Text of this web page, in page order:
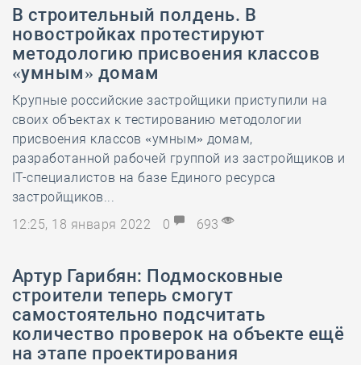
В строительный полдень. В
новостройках протестируют
методологию присвоения классов
«умным» домам
Крупные российские застройщики приступили на
своих объектах к тестированию методологии
присвоения классов «умным» домам,
разработанной рабочей группой из застройщиков и
IT-специалистов на базе Единого ресурса
застройщиков...
12:25, 18 января 2022
0 693
Артур Гарибян: Подмосковные
строители теперь смогут
самостоятельно подсчитать
количество проверок на объекте ещё
на этапе проектирования